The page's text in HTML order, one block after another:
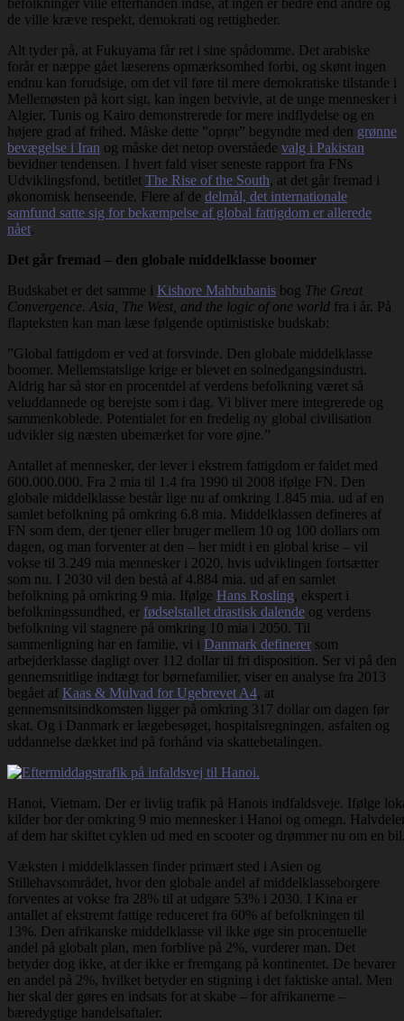
de ville kræve respekt, demokrati og rettigheder.
Alt tyder på, at Fukuyama får ret i sine spådomme. Det arabiske
forår er næppe gået læserens opmærksomhed forbi, og skønt ingen
endnu kan forudsige, om det vil føre til mere demokratiske tilstande i
Mellemøsten på kort sigt, kan ingen betvivle, at de unge mennesker i
Algier, Tunis og Kairo demonstrerede for mere indflydelse og en
højere grad af frihed. Måske dette ”oprør” begyndte med den grønne
bevægelse i Iran og måske det netop overståede valg i Pakistan
bevidner tendensen. I hvert fald viser seneste rapport fra FNs
Udviklingsfond, betitlet The Rise of the South, at det går fremad i
økonomisk henseende. Flere af de delmål, det internationale
samfund satte sig for bekæmpelse af global fattigdom er allerede
nået.
Det går fremad – den globale middelklasse boomer
Budskabet er det samme i Kishore Mahbubanis bog The Great
Convergence. Asia, The West, and the logic of one world fra i år. På
flapteksten kan man læse følgende optimistiske budskab:
”Global fattigdom er ved at forsvinde. Den globale middelklasse
boomer. Mellemstatslige krige er blevet en solnedgangsindustri.
Aldrig har så stor en procentdel af verdens befolkning været så
veluddannede og berejste som i dag. Vi bliver mere integrerede og
sammenkoblede. Potentialet for en fredelig ny global civilisation
udvikler sig næsten ubemærket for vore øjne.”
Antallet af mennesker, der lever i ekstrem fattigdom er faldet med
600.000.000. Fra 2 mia til 1.4 fra 1990 til 2008 ifølge FN. Den
globale middelklasse består lige nu af omkring 1.845 mia. ud af en
samlet befolkning på omkring 6.8 mia. Middelklassen defineres af
FN som dem, der tjener eller bruger mellem 10 og 100 dollars om
dagen, og man forventer at den – her midt i en global krise – vil
vokse til 3.249 mia mennesker i 2020, hvis udviklingen fortsætter
som nu. I 2030 vil den bestå af 4.884 mia. ud af en samlet
befolkning på omkring 9 mia. Ifølge Hans Rosling, ekspert i
befolkningssundhed, er fødselstallet drastisk dalende og verdens
befolkning vil stagnere på omkring 10 mia i 2050. Til
sammenligning har en familie, vi i Danmark definerer som
arbejderklasse dagligt over 112 dollar til fri disposition. Ser vi på den
gennemsnitlige indtægt for børnefamilier, viser en analyse fra 2013
begået af Kaas & Mulvad for Ugebrevet A4, at
gennemsnitsindkomsten ligger på omkring 317 dollar om dagen før
skat. Og i Danmark er lægebesøget, hospitalsregningen, asfalten og
uddannelse dækket ind på forhånd via skattebetalingen.
Hanoi, Vietnam. Der er livlig trafik på Hanois indfaldsveje. Ifølge
kilder bor der omkring 9 mio mennesker i Hanoi og omegn.
af dem har skiftet cyklen ud med en scooter og drømmer nu om en
Væksten i middelklassen finder primært sted i Asien og
Stillehavsområdet, hvor den globale andel af middelklasseborgere
forventes at vokse fra 28% til at udgøre 53% i 2030. I Kina er
antallet af ekstremt fattige reduceret fra 60% af befolkningen til
13%. Den afrikanske middelklasse vil ikke øge sin procentuelle
andel på globalt plan, men forblive på 2%, vurderer man. Det
betyder dog ikke, at der ikke er fremgang på kontinentet. De bevarer
en andel på 2%, hvilket betyder en stigning i det faktiske antal. Men
her skal der gøres en indsats for at skabe – for afrikanerne –
bæredygtige handelsaftaler.